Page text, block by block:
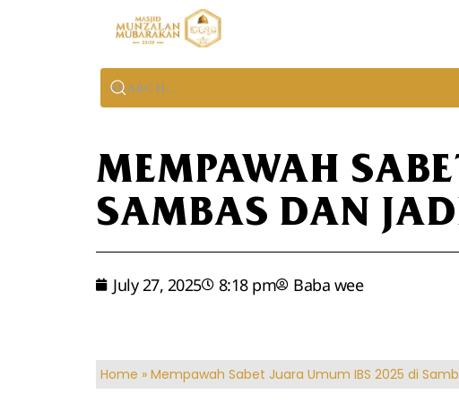
MEMPAWAH
SAMBAS DAN
July 27, 2025 8:18 pm Baba wee
Home » Mempawah Sabet Juara Umum IBS 2025 di